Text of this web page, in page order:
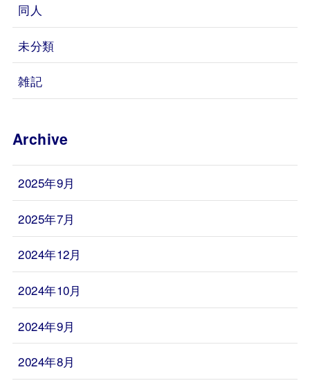
同人
未分類
雑記
Archive
2025年9月
2025年7月
2024年12月
2024年10月
2024年9月
2024年8月